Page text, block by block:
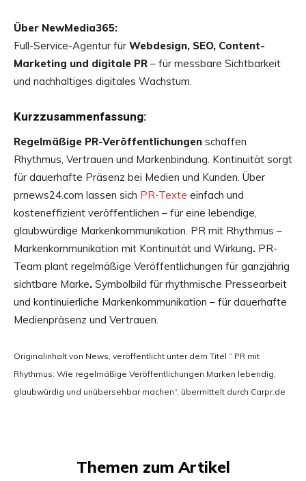
Über NewMedia365:
Full-Service-Agentur für Webdesign, SEO, Content-
Marketing und digitale PR – für messbare Sichtbarkeit
und nachhaltiges digitales Wachstum.
Kurzzusammenfassung:
Regelmäßige PR-Veröffentlichungen schaffen
Rhythmus, Vertrauen und Markenbindung. Kontinuität sorgt
für dauerhafte Präsenz bei Medien und Kunden. Über
prnews24.com lassen sich PR-Texte einfach und
kosteneffizient veröffentlichen – für eine lebendige,
glaubwürdige Markenkommunikation. PR mit Rhythmus –
Markenkommunikation mit Kontinuität und Wirkung. PR-
Team plant regelmäßige Veröffentlichungen für ganzjährig
sichtbare Marke. Symbolbild für rhythmische Pressearbeit
und kontinuierliche Markenkommunikation – für dauerhafte
Medienpräsenz und Vertrauen.
Originalinhalt von News, veröffentlicht unter dem Titel “ PR mit
Rhythmus: Wie regelmäßige Veröffentlichungen Marken lebendig,
glaubwürdig und unübersehbar machen“, übermittelt durch Carpr.de
Themen zum Artikel